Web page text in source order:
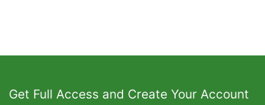
Get Full Access and Create Your Account